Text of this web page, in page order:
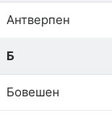
Антверпен
Б
Бовешен